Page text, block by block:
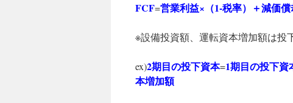
FCF=営業利益×（1-税率）＋減価
※設備投資額、運転資本増加額は投
ex)2期目の投下資本=1期目の投下
本増加額